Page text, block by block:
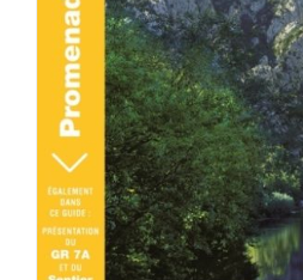
ACHETER LE PRODUIT